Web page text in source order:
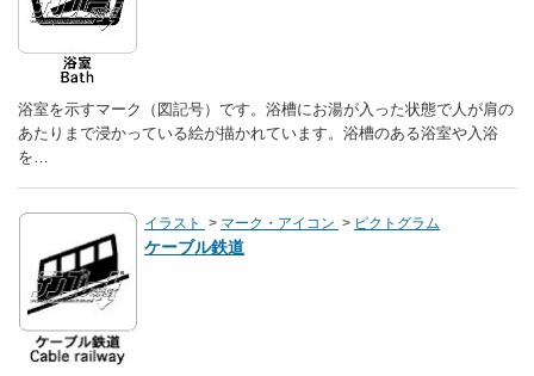
浴室を示すマーク（図記号）です。浴槽にお湯が入った状態で人が肩の
あたりまで浸かっている絵が描かれています。浴槽のある浴室や入浴
を…
イラスト マーク・アイコン ピクトグラム
ケーブル鉄道